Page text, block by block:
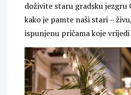
doživite staru gradsku jezgru
kako je pamte naši stari –
ispunjenu pričama koje vrijedi